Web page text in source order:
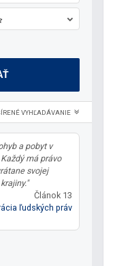
VYHĽADÁVANIE
a pobyt v
má právo
svojej
Článok 13
ľudských práv